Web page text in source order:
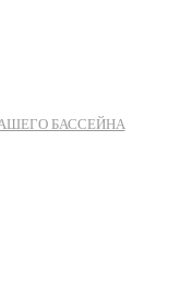
БАССЕЙНА